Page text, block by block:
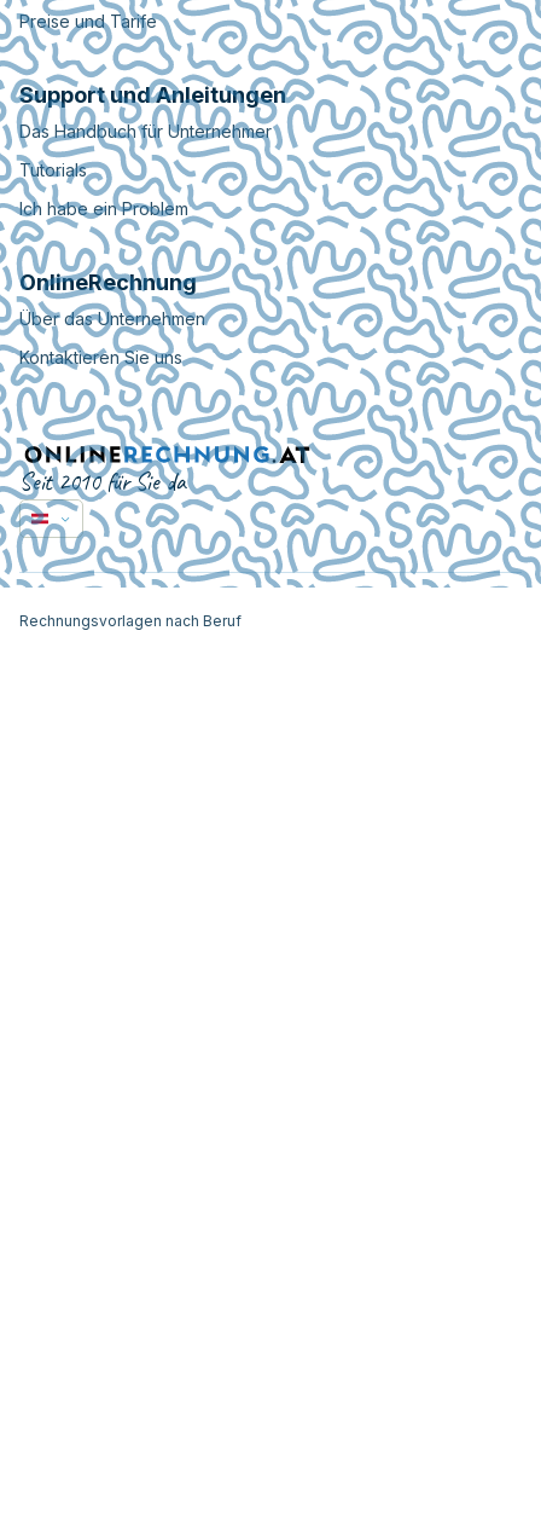
Preise und Tarife
Support und Anleitungen
Das Handbuch für Unternehmer
Tutorials
Ich habe ein Problem
OnlineRechnung
Über das Unternehmen
Kontaktieren Sie uns
Seit 2010 für Sie da
Rechnungsvorlagen nach Beruf